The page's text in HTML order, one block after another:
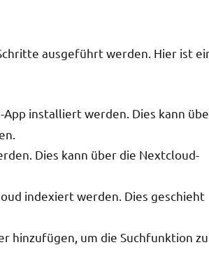
ausgeführt werden. Hier ist
installiert werden. Dies kann
Dies kann über die Nextcloud-
indexiert werden. Dies geschieht
hinzufügen, um die Suchfunktion zu